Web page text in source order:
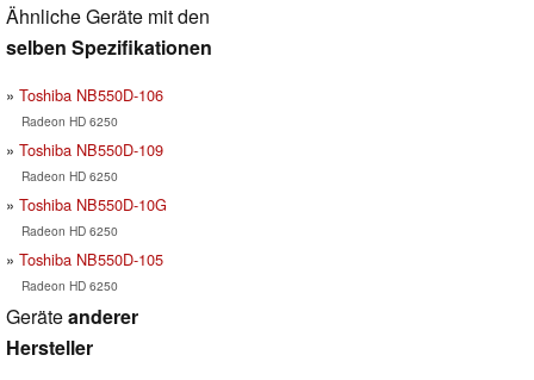
Ähnliche Geräte mit den
selben Spezifikationen
Toshiba NB550D-106
Radeon HD 6250
Toshiba NB550D-109
Radeon HD 6250
Toshiba NB550D-10G
Radeon HD 6250
Toshiba NB550D-105
Radeon HD 6250
Geräteanderer
Hersteller